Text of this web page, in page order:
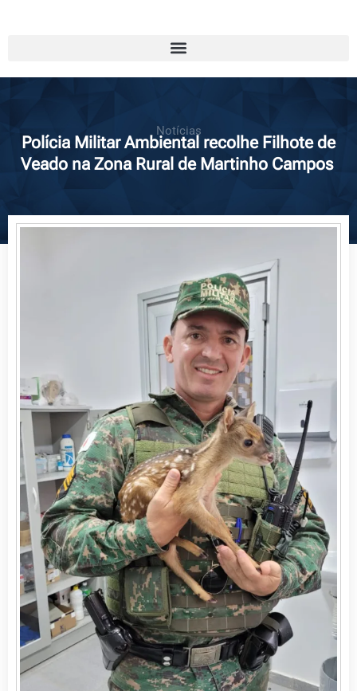
Notícias
Polícia Militar Ambiental recolhe Filhote de
Veado na Zona Rural de Martinho Campos